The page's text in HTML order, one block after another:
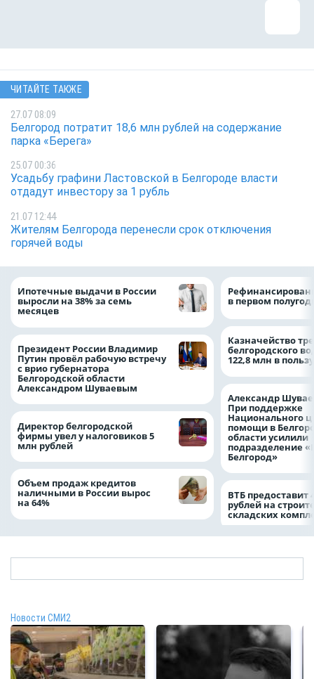
ЧИТАЙТЕ ТАКЖЕ
27.07 08:09
Белгород потратит 18,6 млн рублей на содержание
парка «Берега»
25.07 00:36
Усадьбу графини Ластовской в Белгороде власти
отдадут инвестору за 1 рубль
21.07 12:44
Жителям Белгорода перенесли срок отключения
горячей воды
Ипотечные выдачи в России
выросли на 38% за семь
месяцев
Президент России Владимир
Путин провёл рабочую встречу
с врио губернатора
Белгородской области
Александром Шуваевым
Директор белгородской
фирмы увел у налоговиков 5
млн рублей
Объем продаж кредитов
наличными в России вырос
на 64%
в первом
Казначейство
белгородского
122,8 млн в
Александр
При поддержке
Национального
помощи в
области усилили
подразделение
Белгород»
ВТБ предоставит
рублей на
складских
Новости СМИ2